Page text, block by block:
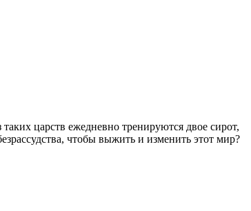
царств ежедневно тренируются двое сирот,
чтобы выжить и изменить этот мир?